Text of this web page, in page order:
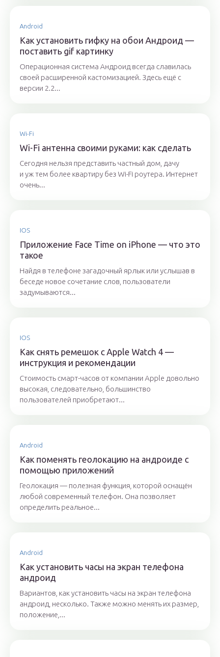
Android
Как установить гифку на обои Андроид —
поставить gif картинку
Операционная система Андроид всегда славилась
своей расширенной кастомизацией. Здесь ещё с
версии 2.2...
Wi-Fi
Wi-Fi антенна своими руками: как сделать
Сегодня нельзя представить частный дом, дачу
и уж тем более квартиру без Wi-Fi роутера. Интернет
очень...
IOS
Приложение Face Time on iPhone — что это
такое
Найдя в телефоне загадочный ярлык или услышав в
беседе новое сочетание слов, пользователи
задумываются...
IOS
Как снять ремешок с Apple Watch 4 —
инструкция и рекомендации
Стоимость смарт-часов от компании Apple довольно
высокая, следовательно, большинство
пользователей приобретают...
Android
Как поменять геолокацию на андроиде с
помощью приложений
Геолокация — полезная функция, которой оснащён
любой современный телефон. Она позволяет
определить реальное...
Android
Как установить часы на экран телефона
андроид
Вариантов, как установить часы на экран телефона
андроид, несколько. Также можно менять их размер,
положение,...